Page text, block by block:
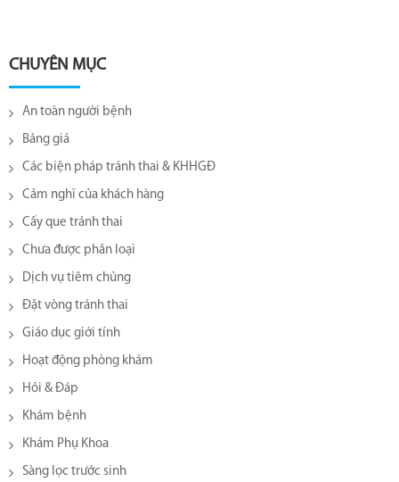
CHUYÊN MỤC
An toàn người bệnh
Bảng giá
Các biện pháp tránh thai & KHHGĐ
Cảm nghĩ của khách hàng
Cấy que tránh thai
Chưa được phân loại
Dịch vụ tiêm chủng
Đặt vòng tránh thai
Giáo dục giới tính
Hoạt động phòng khám
Hỏi & Đáp
Khám bệnh
Khám Phụ Khoa
Sàng lọc trước sinh